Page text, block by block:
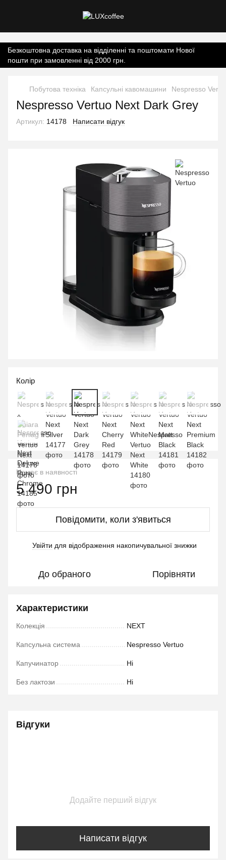
Безкоштовна доставка на відділенні та поштомати Нової
пошти при замовленні від 2000 грн.
Побутова техніка Капсульні кавомашини Nespresso
Nespresso Vertuo Next Dark Grey
Артикул: 14178 Написати відгук
Колір
Немає в наявності
5 490 грн
Повідомити, коли з'явиться
Увійти для відображення накопичувальної знижки
До обраного Порівняти
Характеристики
Колекція NEXT
Капсульна система Nespresso Vertuo
Капучинатор Ні
Без лактози Ні
Відгуки
Додайте перший відгук
Написати відгук